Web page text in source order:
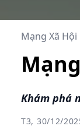
Mạng Xã Hội
Khám phá
T3, 30/12/